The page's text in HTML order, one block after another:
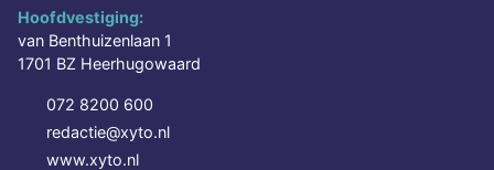
Hoofdvestiging:
van Benthuizenlaan 1
1701 BZ Heerhugowaard
072 8200 600
redactie@xyto.nl
www.xyto.nl